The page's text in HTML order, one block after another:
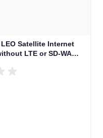
Satellite Internet
LTE or SD-WAN